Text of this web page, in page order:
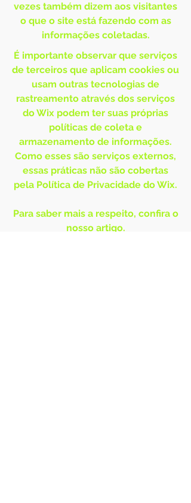
vezes também dizem aos visitantes
o que o site está fazendo com as
informações coletadas.
É importante observar que serviços
de terceiros que aplicam cookies ou
usam outras tecnologias de
rastreamento através dos serviços
do Wix podem ter suas próprias
políticas de coleta e
armazenamento de informações.
Como esses são serviços externos,
essas práticas não são cobertas
pela Política de Privacidade do Wix.
Para saber mais a respeito, confira o
nosso artigo.